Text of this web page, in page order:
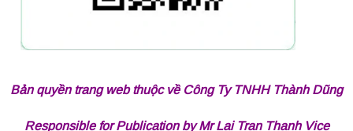
Bản quyền trang web thuộc về Công Ty TNHH Thành Dũng
Responsible for Publication by Mr Lai Tran Thanh Vice